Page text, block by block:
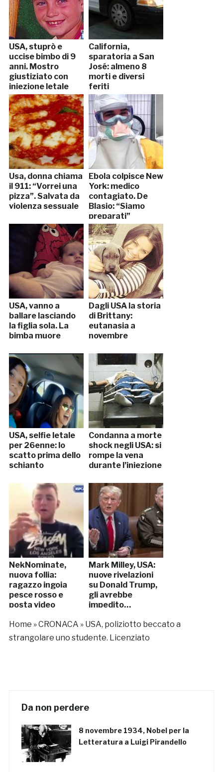
USA, stuprò e
uccise bimbo di 9
anni. Mostro
giustiziato con
iniezione letale
(FOTO)
California,
sparatoria a San
José: almeno 8
morti e diversi
feriti
Usa, donna chiama
il 911: “Vorrei una
pizza”. Salvata da
violenza sessuale
Ebola colpisce New
York: medico
contagiato. De
Blasio: “Siamo
preparati”
USA, vanno a
ballare lasciando
la figlia sola. La
bimba muore
Dagli USA la storia
di Brittany:
eutanasia a
novembre
USA, selfie letale
per 26enne: lo
scatto prima dello
schianto
Condanna a morte
shock negli USA: si
rompe la vena
durante l’iniezione
NekNominate,
nuova follia:
ragazzo ingoia
pesce rosso e
posta video
Mark Milley, USA:
nuove rivelazioni
su Donald Trump,
gli avrebbe
impedito…
Home »CRONACA » USA, poliziotto beccato a
strangolare uno studente. Licenziato
Da non perdere
8 novembre 1934, Nobel per la
Letteratura a Luigi Pirandello